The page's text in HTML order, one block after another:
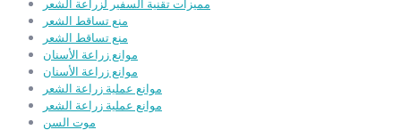
مميزات تقنية السفير لزراعة الشعر
منع تساقط الشعر
منع تساقط الشعر
موانع زراعة الأسنان
موانع زراعة الأسنان
موانع عملية زراعة الشعر
موانع عملية زراعة الشعر
موت السن